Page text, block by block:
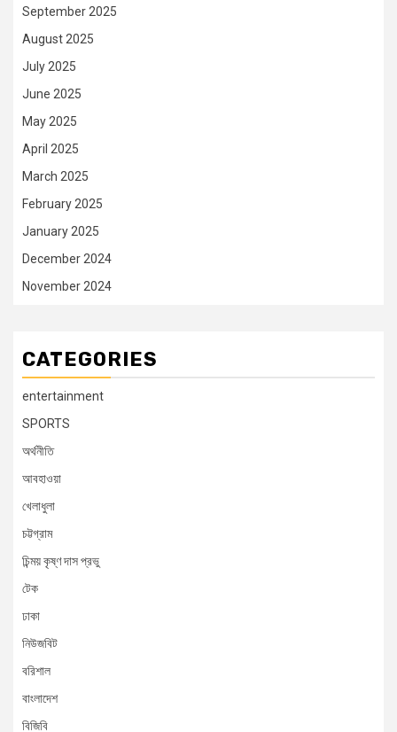
September 2025
August 2025
July 2025
June 2025
May 2025
April 2025
March 2025
February 2025
January 2025
December 2024
November 2024
CATEGORIES
entertainment
SPORTS
অর্থনীতি
আবহাওয়া
খেলাধুলা
চট্টগ্রাম
চিন্ময় কৃষ্ণ দাস প্রভু
টেক
ঢাকা
নিউজবিট
বরিশাল
বাংলাদেশ
বিজিবি